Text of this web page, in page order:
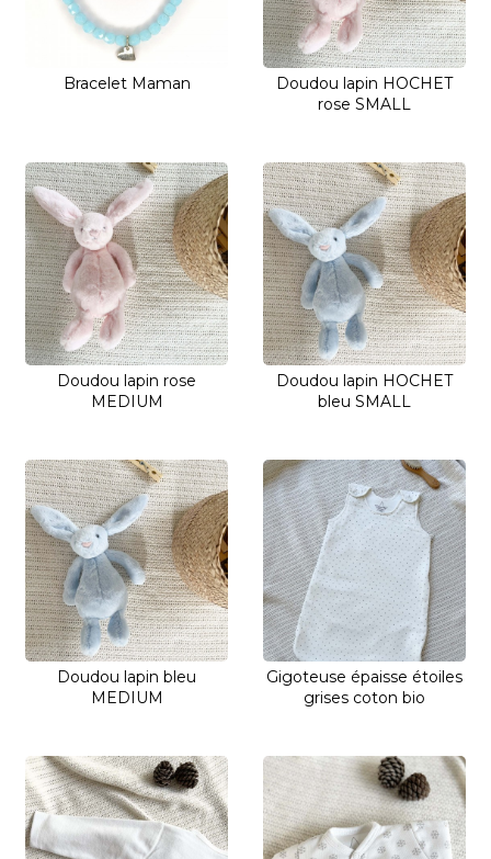
Bracelet Maman
Doudou lapin HOCHET
rose SMALL
Doudou lapin rose
MEDIUM
Doudou lapin HOCHET
bleu SMALL
Doudou lapin bleu
MEDIUM
Gigoteuse épaisse étoiles
grises coton bio